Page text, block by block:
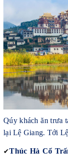
Qúy khách ăn trưa
lại Lệ Giang. Tới
✔Thúc Hà Cổ